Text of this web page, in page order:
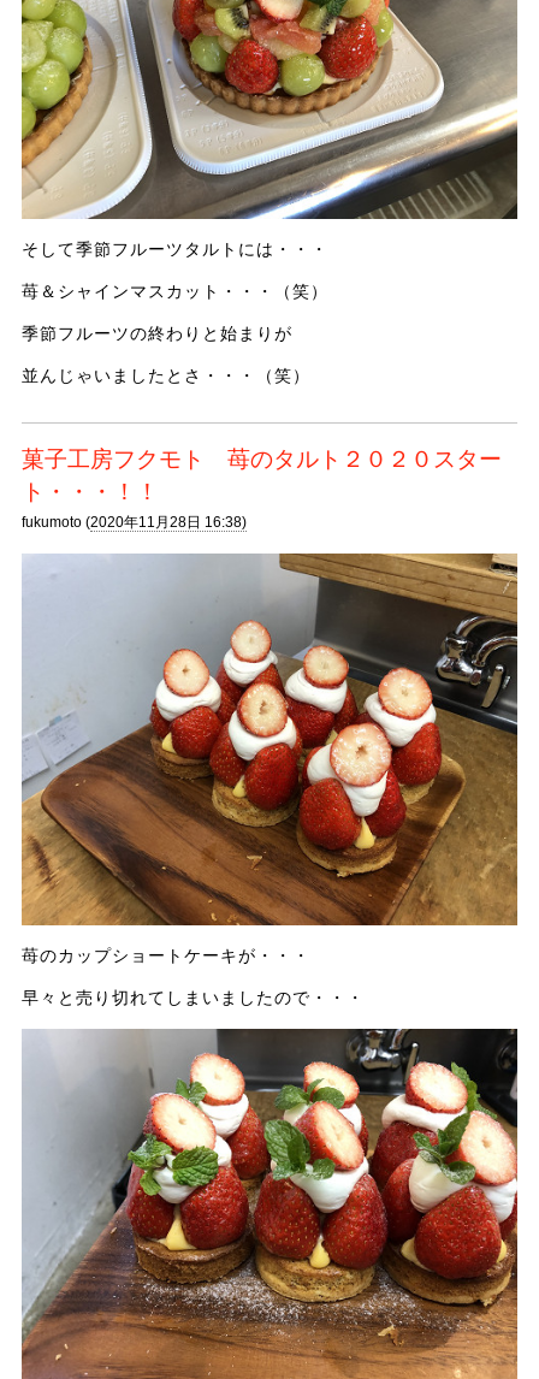
そして季節フルーツタルトには・・・
苺＆シャインマスカット・・・（笑）
季節フルーツの終わりと始まりが
並んじゃいましたとさ・・・（笑）
菓子工房フクモト 苺のタルト２０２０スター
ト・・・！！
fukumoto (2020年11月28日 16:38)
苺のカップショートケーキが・・・
早々と売り切れてしまいましたので・・・